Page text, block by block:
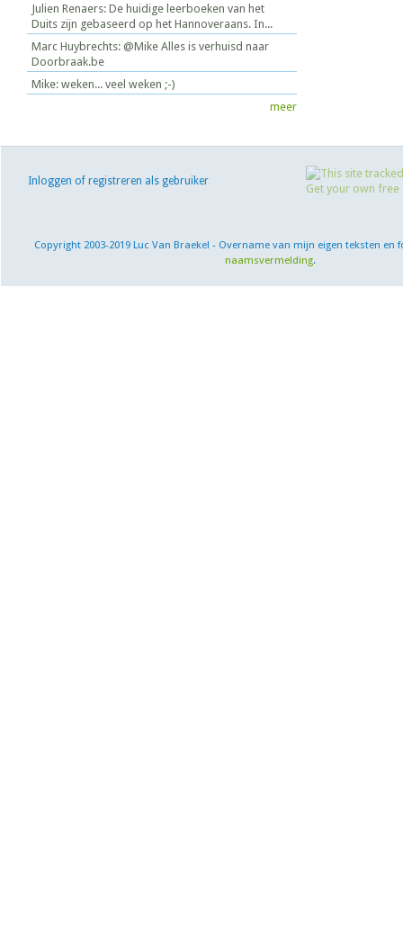
Julien Renaers: De huidige leerboeken van het
Duits zijn gebaseerd op het Hannoveraans. In...
Marc Huybrechts: @Mike Alles is verhuisd naar
Doorbraak.be
Mike: weken... veel weken ;-)
meer
Inloggen of registreren als gebruiker
Copyright 2003-2019 Luc Van Braekel - Overname van mijn eigen teksten en
naamsvermelding.